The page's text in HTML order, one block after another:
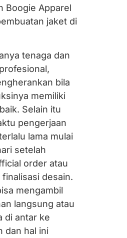
Boogie Apparel
jaket di
tenaga dan
bila
memiliki
Selain itu
pengerjaan
lama mulai
setelah
order atau
desain.
mengambil
langsung atau
di antar ke
dan hal ini